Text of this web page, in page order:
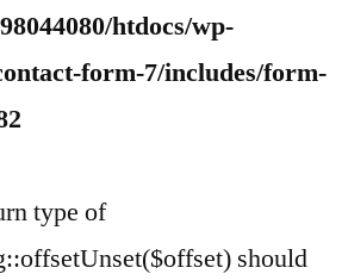
htdocs/wp-
form-7/includes/form-
type of
should